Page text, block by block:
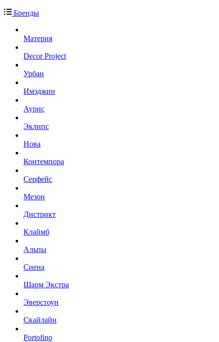
Бренды
Материя
Decor Project
Урбан
Имэджин
Аурис
Эклипс
Нова
Контемпора
Серфейс
Мезон
Дистрикт
Клаймб
Альпы
Сиена
Шарм Экстра
Эверстоун
Скайлайн
Portofino